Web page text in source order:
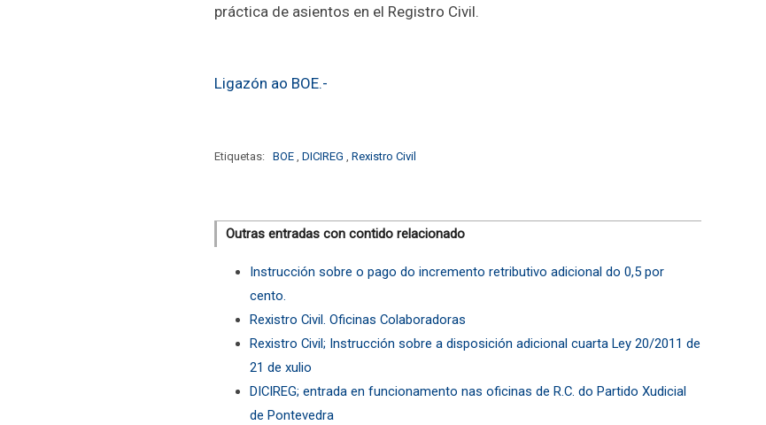
práctica de asientos en el Registro Civil.
Ligazón ao BOE.-
Etiquetas: BOE , DICIREG , Rexistro Civil
Outras entradas con contido relacionado
Instrucción sobre o pago do incremento retributivo adicional do 0,5 por
cento.
Rexistro Civil. Oficinas Colaboradoras
Rexistro Civil; Instrucción sobre a disposición adicional cuarta Ley 20/2011 de
21 de xulio
DICIREG; entrada en funcionamento nas oficinas de R.C. do Partido Xudicial
de Pontevedra